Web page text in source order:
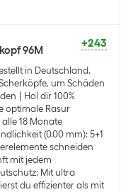
+243
96M
in Deutschland.
um Schäden
Hol dir 100%
optimale Rasur
18 Monate
(0.00 mm): 5+1
schneiden
mit jedem
Mit ultra
du effizienter als mit